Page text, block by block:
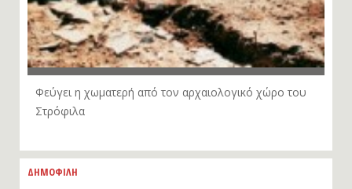
Φεύγει η χωματερή από τον αρχαιολογικό χώρο του
Στρόφιλα
ΔΗΜΟΦΙΛΗ